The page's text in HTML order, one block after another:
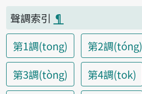
聲調索引 ¶
第1調(tong)
第2調(tóng)
第3調(tòng)
第4調(tok)